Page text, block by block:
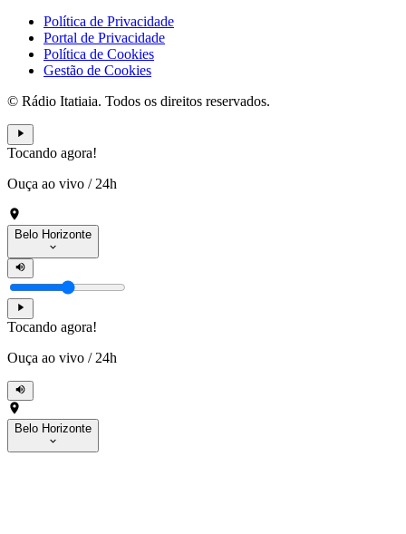
Política de Privacidade
Portal de Privacidade
Política de Cookies
Gestão de Cookies
© Rádio Itatiaia. Todos os direitos reservados.
Tocando agora!
Ouça ao vivo / 24h
Belo Horizonte
Tocando agora!
Ouça ao vivo / 24h
Belo Horizonte